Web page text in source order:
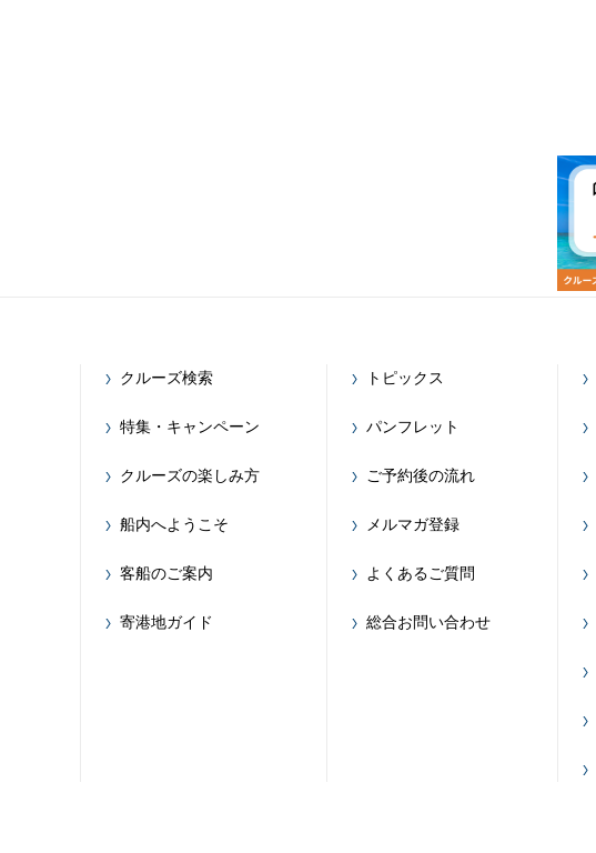
クルーズ検索
特集・キャンペーン
クルーズの楽しみ方
船内へようこそ
客船のご案内
寄港地ガイド
トピックス
パンフレット
ご予約後の流れ
メルマガ登録
よくあるご質問
総合お問い合わせ